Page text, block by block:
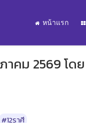
หน้าแรก
คม 2569 โด
#12ราศี